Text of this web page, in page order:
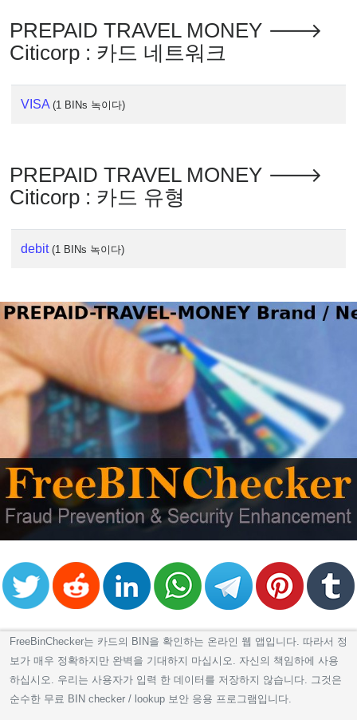
Lookup
IP
PREPAID TRAVEL MONEY 🡒
Citicorp : 카드 네트워크
VISA (1 BINs 녹이다)
PREPAID TRAVEL MONEY 🡒
Citicorp : 카드 유형
debit (1 BINs 녹이다)
FreeBinChecker는 카드의 BIN을 확인하는 온라인 웹 앱입니다. 따라서 정
보가 매우 정확하지만 완벽을 기대하지 마십시오. 자신의 책임하에 사용
하십시오. 우리는 사용자가 입력 한 데이터를 저장하지 않습니다. 그것은
순수한 무료 BIN checker / lookup 보안 응용 프로그램입니다.